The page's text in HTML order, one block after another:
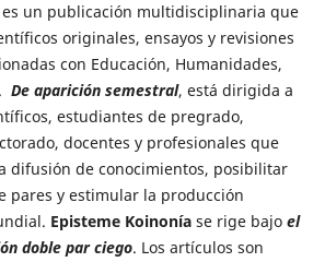
un publicación multidisciplinaria que
originales, ensayos y revisiones
con Educación, Humanidades,
De aparición semestral, está dirigida a
estudiantes de pregrado,
docentes y profesionales que
difusión de conocimientos, posibilitar
pares y estimular la producción
Episteme Koinoníase rige bajo el
doble par ciego. Los artículos son